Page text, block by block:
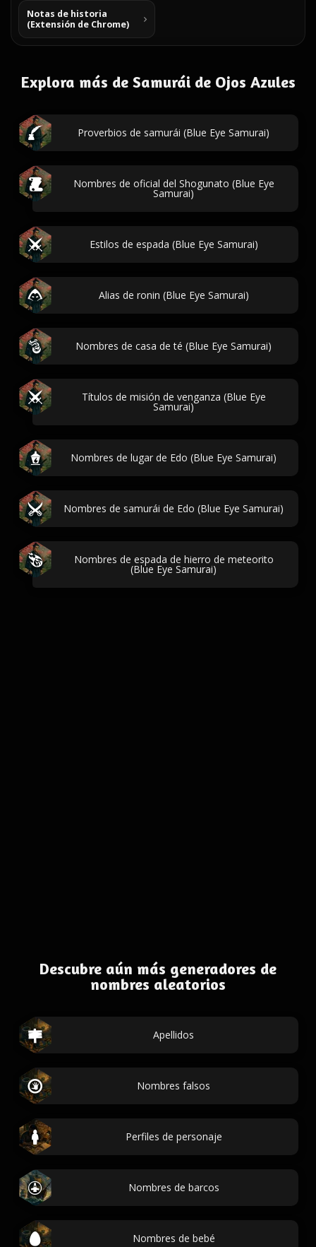
Notas de historia
(Extensión de Chrome)
Explora más de Samurái de Ojos Azules
Proverbios de samurái (Blue Eye Samurai)
Nombres de oficial del Shogunato (Blue Eye
Samurai)
Estilos de espada (Blue Eye Samurai)
Alias de ronin (Blue Eye Samurai)
Nombres de casa de té (Blue Eye Samurai)
Títulos de misión de venganza (Blue Eye
Samurai)
Nombres de lugar de Edo (Blue Eye Samurai)
Nombres de samurái de Edo (Blue Eye Samurai)
Nombres de espada de hierro de meteorito
(Blue Eye Samurai)
Descubre aún más generadores de
nombres aleatorios
Apellidos
Nombres falsos
Perfiles de personaje
Nombres de barcos
Nombres de bebé